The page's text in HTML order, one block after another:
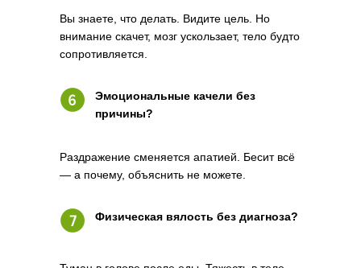
Вы знаете, что делать. Видите цель. Но
внимание скачет, мозг ускользает, тело будто
сопротивляется.
Эмоциональные качели без
причины?
Раздражение сменяется апатией. Бесит всё
— а почему, объяснить не можете.
Физическая вялость без диагноза?